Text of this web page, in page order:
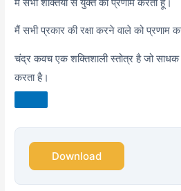
मैं सभी प्रकार की रक्षा करने वाले को प्रणाम
चंद्र कवच एक शक्तिशाली स्तोत्र है जो साधक
करता है।
Download